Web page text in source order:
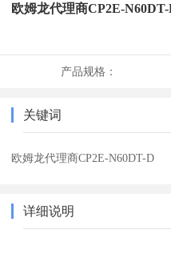
欧姆龙代理商CP2E-
产品规格：
关键词
欧姆龙代理商CP2E-N60DT-D
详细说明